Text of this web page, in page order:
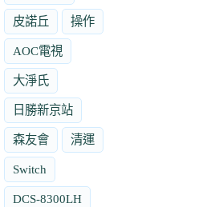
皮諾丘 操作
AOC電視
大淨氏
日勝新京站
森友會 清運
Switch
DCS-8300LH